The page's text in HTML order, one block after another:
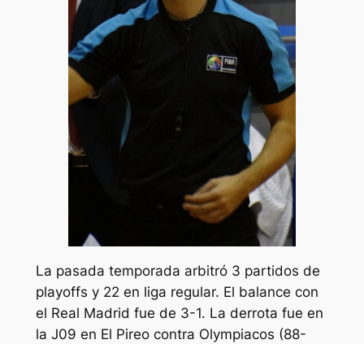
La pasada temporada arbitró 3 partidos de
playoffs y 22 en liga regular. El balance con
el Real Madrid fue de 3-1. La derrota fue en
la J09 en El Pireo contra Olympiacos (88-